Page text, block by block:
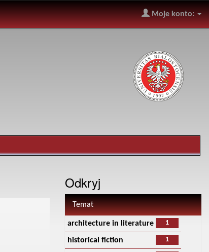
Moje konto:
Odkryj
Temat
1
architecture in literature
1
historical fiction